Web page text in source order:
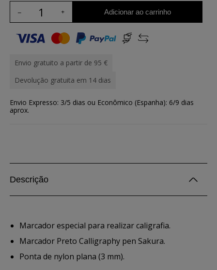
Adicionar ao carrinho
Envio gratuito a partir de 95 €
Devolução gratuita em 14 dias
Envio Expresso: 3/5 dias ou Econômico (Espanha): 6/9 dias
aprox.
Descrição
Marcador especial para realizar caligrafia.
Marcador Preto Calligraphy pen Sakura.
Ponta de nylon plana (3 mm).